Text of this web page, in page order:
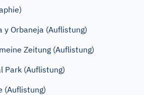
y Orbaneja (Auflistung)
Zeitung (Auflistung)
Park (Auflistung)
(Auflistung)